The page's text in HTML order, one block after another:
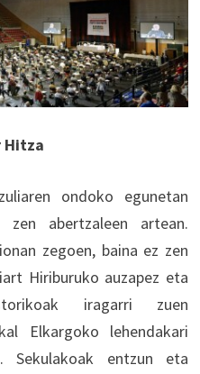
Hitza
ondoko egunetan
abertzaleen artean.
zegoen, baina ez zen
Hiriburuko auzapez eta
iragarri zuen
Elkargoko lehendakari
Sekulakoak entzun eta